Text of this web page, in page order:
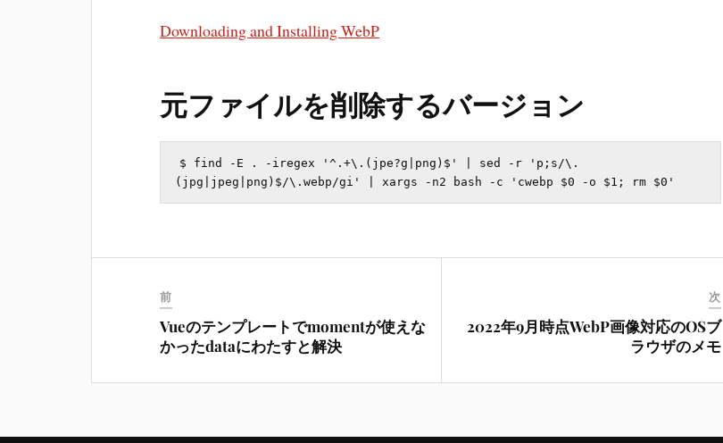
Downloading and Installing WebP
元ファイルを削除するバージョン
$ find -E . -iregex '^.+\.(jpe?g|png)$' | sed -r 'p;s/\.
前
Vueのテンプレートでmomentが使えな
かったdataにわたすと解決
次
2022年9月時点WebP画像対応のOSブ
ラウザのメモ